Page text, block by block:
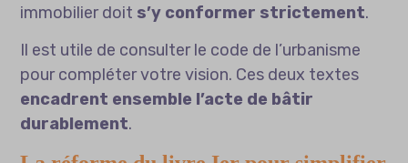
immobilier doit s’y conformer strictement.
Il est utile de consulter le code de l’urbanisme
pour compléter votre vision. Ces deux textes
encadrent ensemble l’acte de bâtir
durablement.